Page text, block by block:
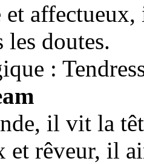
et
les doutes.
:
il vit la
rêveur, il